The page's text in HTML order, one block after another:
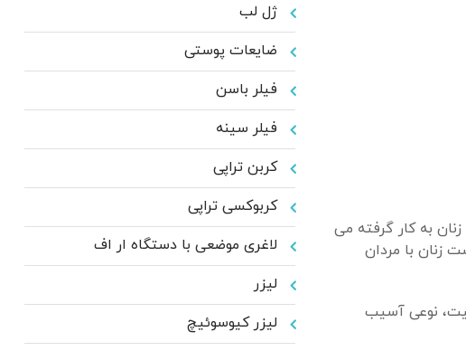
به کار گرفته می
زنان با مردان
نوعی آسیب
ژل لب
ضایعات پوستی
فیلر باسن
فیلر سینه
کربن تراپی
کربوکسی تراپی
لاغری موضعی با دستگاه ار اف
لیزر
لیزر کیوسوئیچ